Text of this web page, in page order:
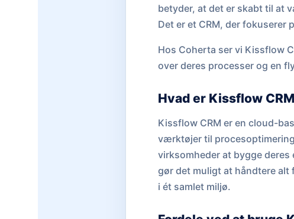
betyder, at det er skabt til at
Det er et CRM, der fokuserer
Hos Coherta ser vi Kissflow
over deres processer og en
Hvad er Kissflow
Kissflow CRM er en cloud-
værktøjer til
virksomheder at bygge
gør det muligt at håndtere
i ét samlet miljø.